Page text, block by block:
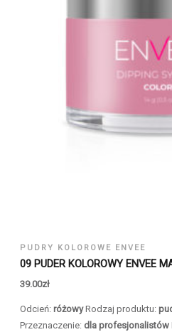
PUDRY KOLOROWE ENVEE
09 PUDER KOLOROWY ENVEE
39.00zł
Odcień: różowyRodzaj produktu:
Przeznaczenie: dla profesjonalistów